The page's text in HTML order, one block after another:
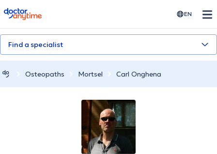
doctoranytime EN
Find a specialist
Osteopaths Mortsel Carl Onghena